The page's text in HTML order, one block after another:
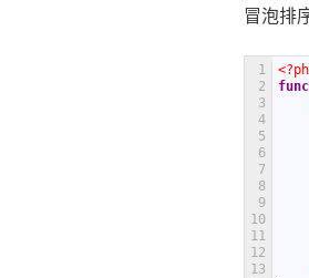
冒泡排
1
2
3
4
5
6
7
8
9
10
11
12
13